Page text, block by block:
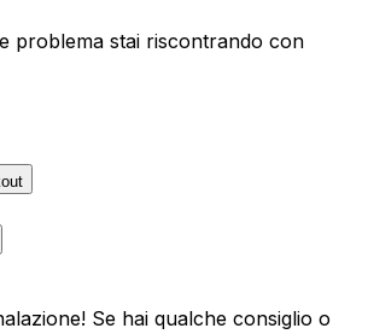
problema stai riscontrando con
Se hai qualche consiglio o